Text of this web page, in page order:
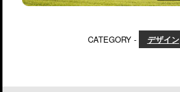
CATEGORY - デザイン